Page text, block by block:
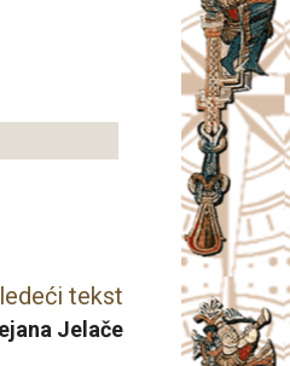
tekst
Jelače